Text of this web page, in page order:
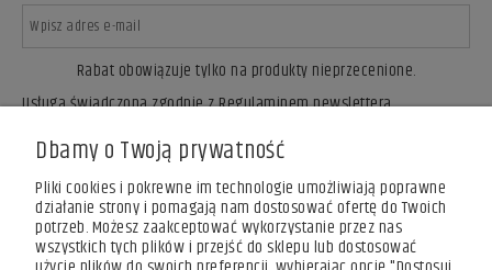
Rabat obowiązuje tylko na produkty nieprzecenione.
ZAPISZ SIĘ
Usługa świadczona zgodnie z Regulaminem newslettera.
Dbamy o Twoją prywatność
Pliki cookies i pokrewne im technologie umożliwiają poprawne
działanie strony i pomagają nam dostosować ofertę do Twoich
potrzeb. Możesz zaakceptować wykorzystanie przez nas
wszystkich tych plików i przejść do sklepu lub dostosować